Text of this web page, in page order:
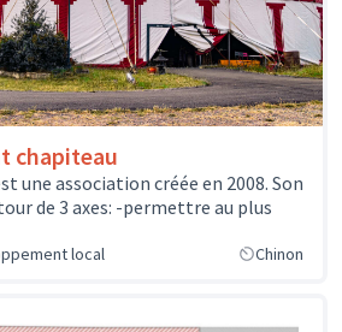
chapiteau
une association créée en 2008. Son
de 3 axes: -permettre au plus
local Chinon